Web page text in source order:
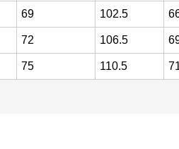
69 102.5
72 106.5
75 110.5